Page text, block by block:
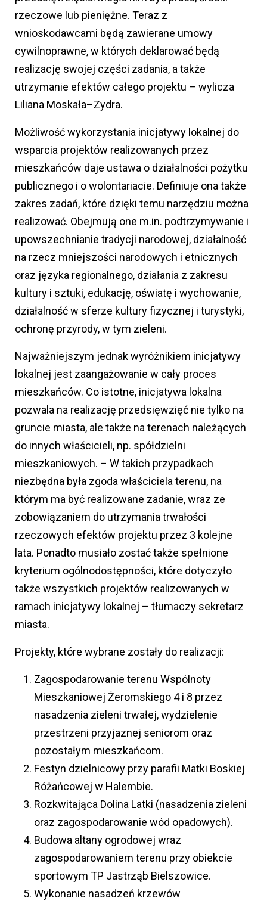
rzeczowe lub pieniężne. Teraz z
wnioskodawcami będą zawierane umowy
cywilnoprawne, w których deklarować będą
realizację swojej części zadania, a także
utrzymanie efektów całego projektu – wylicza
Liliana Moskała–Zydra.
Możliwość wykorzystania inicjatywy lokalnej do
wsparcia projektów realizowanych przez
mieszkańców daje ustawa o działalności pożytku
publicznego i o wolontariacie. Definiuje ona także
zakres zadań, które dzięki temu narzędziu można
realizować. Obejmują one m.in. podtrzymywanie i
upowszechnianie tradycji narodowej, działalność
na rzecz mniejszości narodowych i etnicznych
oraz języka regionalnego, działania z zakresu
kultury i sztuki, edukację, oświatę i wychowanie,
działalność w sferze kultury fizycznej i turystyki,
ochronę przyrody, w tym zieleni.
Najważniejszym jednak wyróżnikiem inicjatywy
lokalnej jest zaangażowanie w cały proces
mieszkańców. Co istotne, inicjatywa lokalna
pozwala na realizację przedsięwzięć nie tylko na
gruncie miasta, ale także na terenach należących
do innych właścicieli, np. spółdzielni
mieszkaniowych. – W takich przypadkach
niezbędna była zgoda właściciela terenu, na
którym ma być realizowane zadanie, wraz ze
zobowiązaniem do utrzymania trwałości
rzeczowych efektów projektu przez 3 kolejne
lata. Ponadto musiało zostać także spełnione
kryterium ogólnodostępności, które dotyczyło
także wszystkich projektów realizowanych w
ramach inicjatywy lokalnej – tłumaczy sekretarz
miasta.
Projekty, które wybrane zostały do realizacji:
Zagospodarowanie terenu Wspólnoty
Mieszkaniowej Żeromskiego 4 i 8 przez
nasadzenia zieleni trwałej, wydzielenie
przestrzeni przyjaznej seniorom oraz
pozostałym mieszkańcom.
Festyn dzielnicowy przy parafii Matki Boskiej
Różańcowej w Halembie.
Rozkwitająca Dolina Latki (nasadzenia zieleni
oraz zagospodarowanie wód opadowych).
Budowa altany ogrodowej wraz
zagospodarowaniem terenu przy obiekcie
sportowym TP Jastrząb Bielszowice.
Wykonanie nasadzeń krzewów